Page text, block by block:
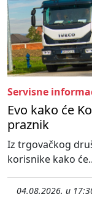
Servisne
Evo kako će
praznik
Iz trgovačkog
korisnike kako
04.08.2026. u